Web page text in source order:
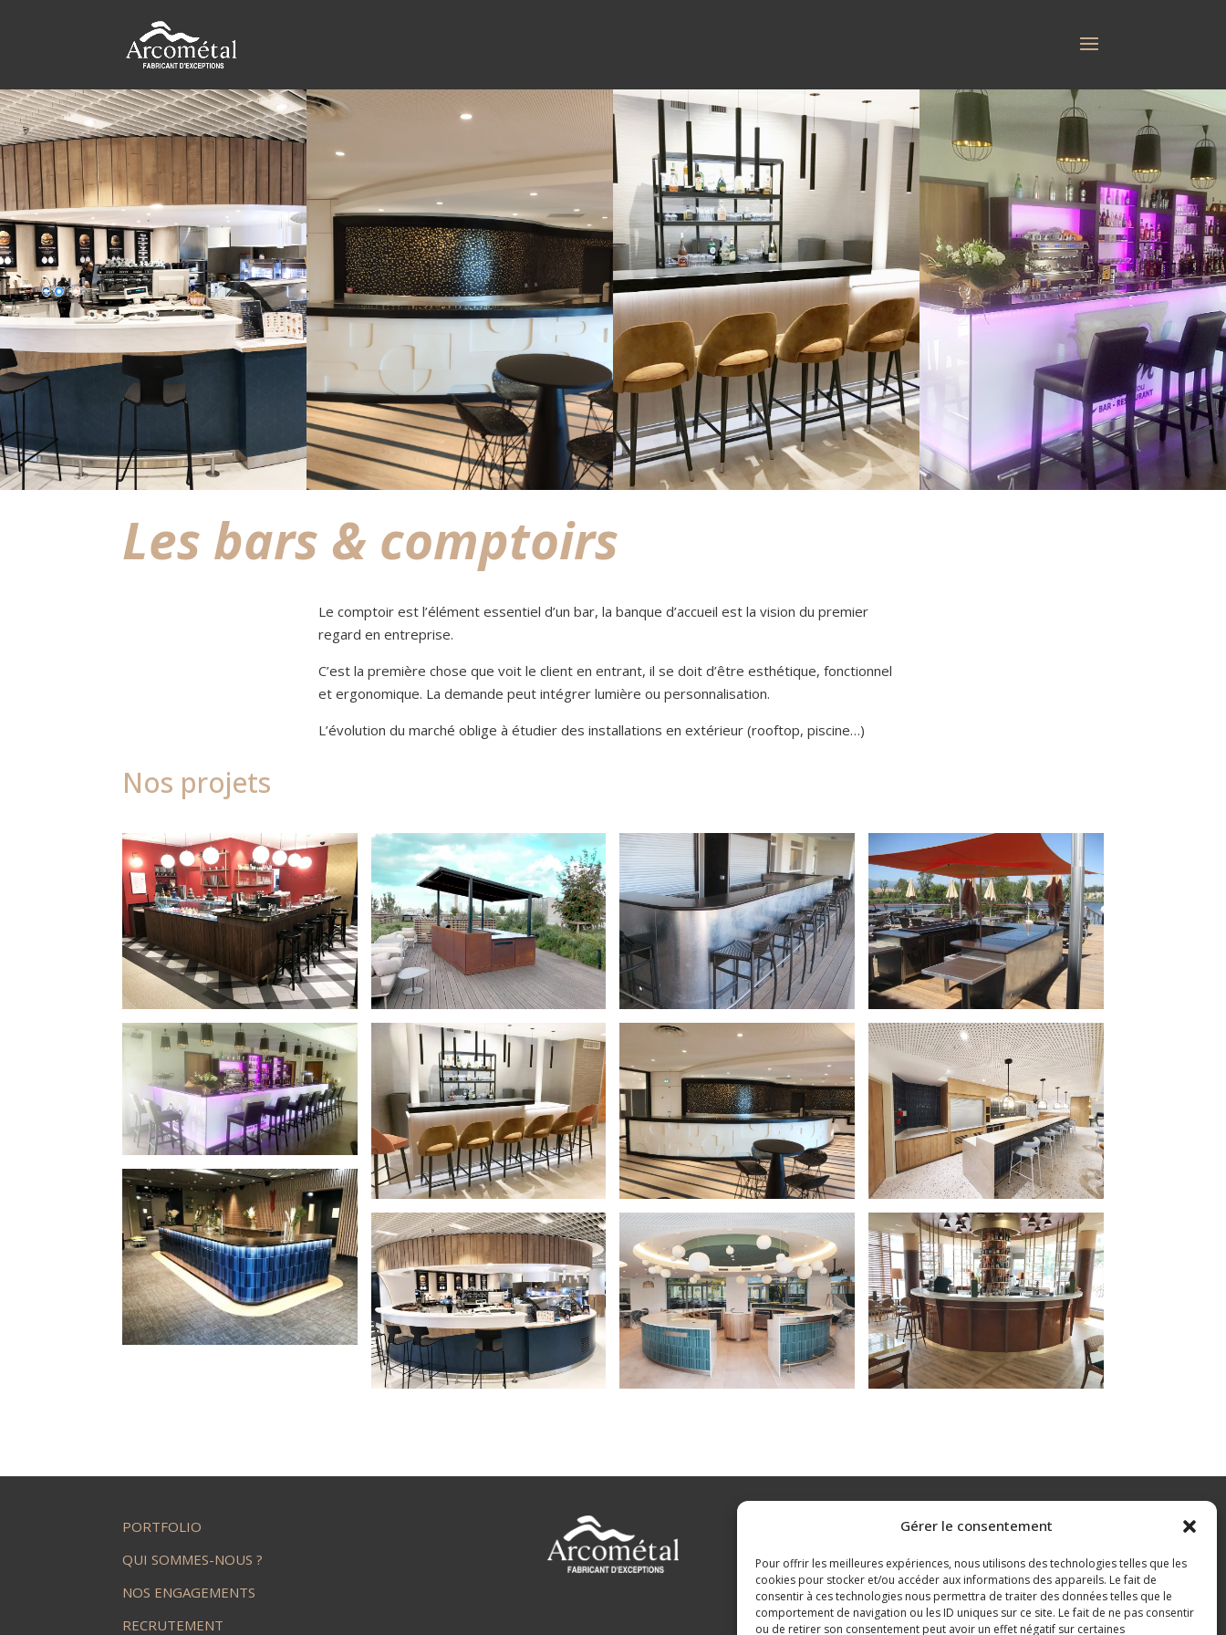
Gérer le consentement
Pour offrir les meilleures expériences, nous utilisons des technologies telles que les
cookies pour stocker et/ou accéder aux informations des appareils. Le fait de
consentir à ces technologies nous permettra de traiter des données telles que le
comportement de navigation ou les ID uniques sur ce site. Le fait de ne pas consentir
ou de retirer son consentement peut avoir un effet négatif sur certaines
Les bars & comptoirs
Le comptoir est l’élément essentiel d’un bar, la banque d’accueil est la vision du premier
regard en entreprise.
C’est la première chose que voit le client en entrant, il se doit d’être esthétique, fonctionnel
et ergonomique. La demande peut intégrer lumière ou personnalisation.
L’évolution du marché oblige à étudier des installations en extérieur (rooftop, piscine…)
Nos projets
PORTFOLIO
QUI SOMMES-NOUS ?
NOS ENGAGEMENTS
RECRUTEMENT
563 ROUTE DU CIRCUIT
FRANCE